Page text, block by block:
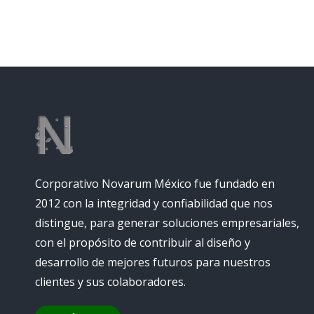
Corporativo Novarum México fue fundado en
2012 con la integridad y confiabilidad que nos
distingue, para generar soluciones empresariales,
con el propósito de contribuir al diseño y
desarrollo de mejores futuros para nuestros
clientes y sus colaboradores.